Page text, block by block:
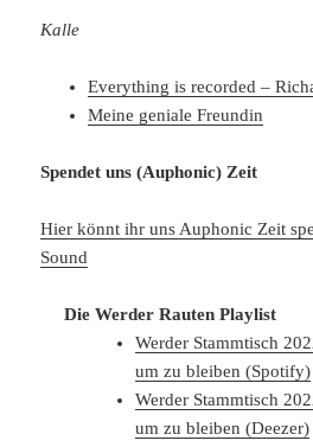
Kalle
Everything is recorded –
Meine geniale Freundin
Spendet uns (Auphonic) Zeit
Hier könnt ihr uns Auphonic Zeit
Sound
Die Werder Rauten Playlist
Werder Stammtisch
um zu bleiben (Spotify)
Werder Stammtisch
um zu bleiben (Deezer)